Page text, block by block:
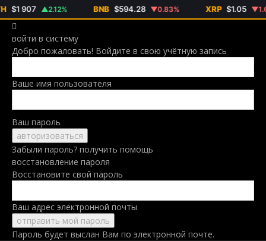
907 ▲2.12% BNB $594.28 ▼0.83% XRP $1.05
войти в систему
Добро пожаловать! Войдите в свою учётную запись
Ваше имя пользователя
Ваш пароль
Забыли пароль? получить помощь
восстановление пароля
Восстановите свой пароль
Ваш адрес электронной почты
Пароль будет выслан Вам по электронной почте.